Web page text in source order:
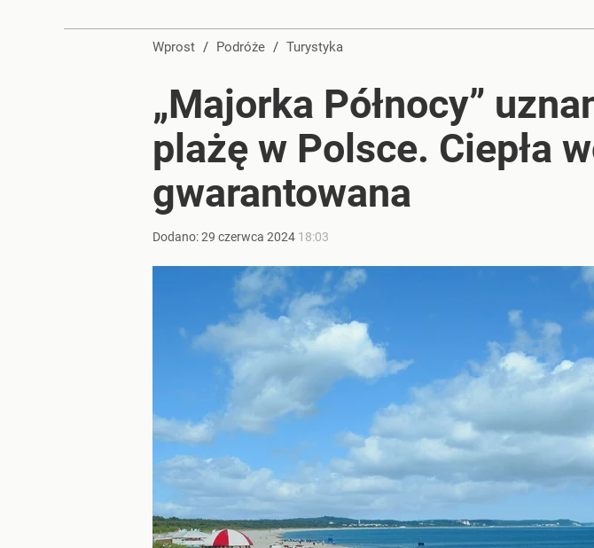
Nie tylko Dunaj. Wysychająca rzeka odsłoniła wrak
Wprost / Podróże / Turystyka
„Majorka Północy”
plażę w Polsce. Ciepła
gwarantowana
Dodano:29 czerwca 2024 18:03